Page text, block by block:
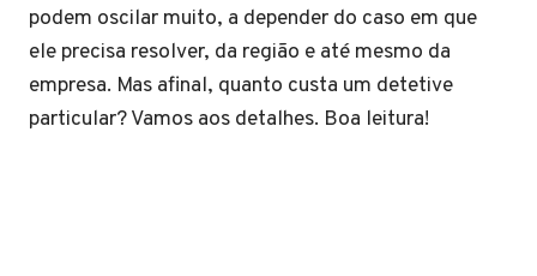
podem oscilar muito, a depender do caso em que
ele precisa resolver, da região e até mesmo da
empresa. Mas afinal, quanto custa um detetive
particular? Vamos aos detalhes. Boa leitura!